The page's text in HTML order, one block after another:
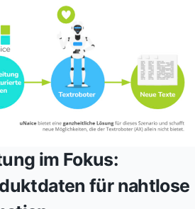
im Fokus:
für nahtlose